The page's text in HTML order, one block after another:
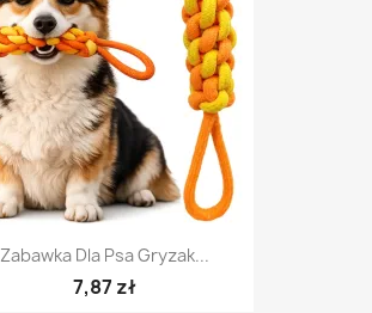
Zabawka Dla Psa Gryzak...
7,87 zł